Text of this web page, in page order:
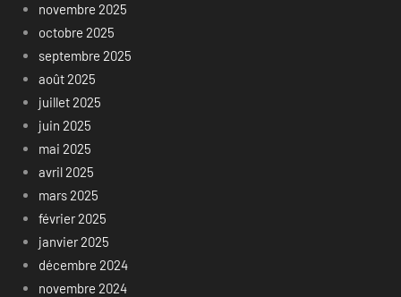
novembre 2025
octobre 2025
septembre 2025
août 2025
juillet 2025
juin 2025
mai 2025
avril 2025
mars 2025
février 2025
janvier 2025
décembre 2024
novembre 2024